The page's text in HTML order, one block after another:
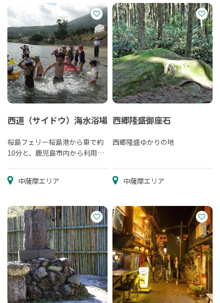
西道（サイドウ）海水浴場
桜島フェリー桜島港から車で約
10分と、鹿児島市内から利用し
す。
中薩摩エリア
西郷隆盛御座石
西郷隆盛ゆかりの地
中薩摩エリア